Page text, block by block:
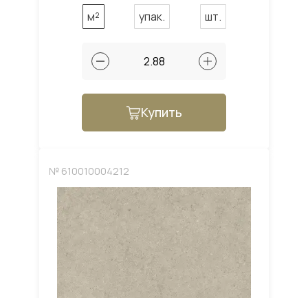
м² упак. шт.
Купить
№ 610010004212